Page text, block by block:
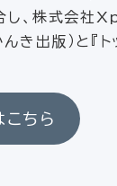
し、株式会
き出版）と『
こちら